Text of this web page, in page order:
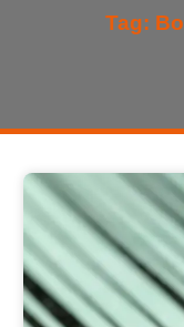
Tag: